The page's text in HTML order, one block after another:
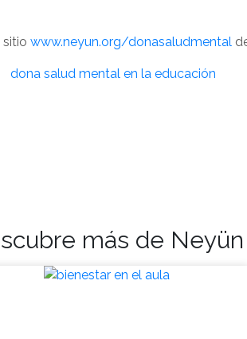
sitio www.neyun.org/donasaludmental
más de Neyün